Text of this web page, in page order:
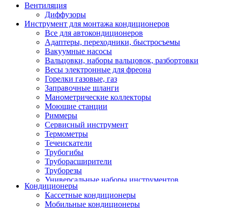
Вентиляция
Диффузоры
Инструмент для монтажа кондиционеров
Все для автокондиционеров
Адаптеры, переходники, быстросъемы
Вакуумные насосы
Вальцовки, наборы вальцовок, разбортовки
Весы электронные для фреона
Горелки газовые, газ
Заправочные шланги
Манометрические коллекторы
Моющие станции
Риммеры
Сервисный инструмент
Термометры
Течеискатели
Трубогибы
Труборасширители
Труборезы
Универсальные наборы инструментов
Кондиционеры
Кассетные кондиционеры
Мобильные кондиционеры